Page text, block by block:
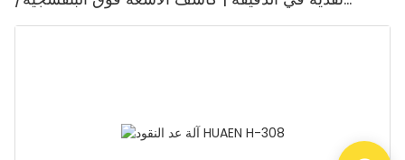
المغناطيسية/الأشعة تحت الحمراء/التزييف، مناسب لعد